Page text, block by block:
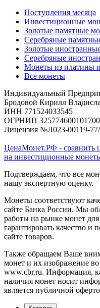
Поступления месяца
Инвестиционные
Золотые памятные
Серебряные
Золотые
Серебряные
Монеты из платины
Все монеты
Индивидуальный
Бродовой Кирилл
ИНН 771524033545
ОГРНИП 325774600101700
Лицензия №Л023-00119-77/
ЦенаМонет.РФ - сравнить
на инвестиционные
Подтверждаем, что все
нашу экспертную оценку.
Монеты соответствуют
сайте Банка России. Мы
работы на рынке монет
гарантировать качество
сайте товаров.
Также обращаем Ваше
монет и их изображение
www.cbr.ru. Информация,
наличия монет носит
является публичной